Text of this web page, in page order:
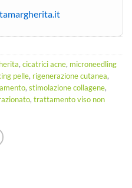
, cicatrici acne, microneedling
pelle, rigenerazione cutanea,
, stimolazione collagene,
, trattamento viso non